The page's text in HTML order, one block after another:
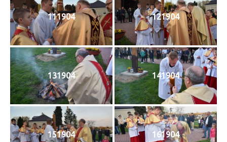
111904 121904
131904 141904
151904 161904